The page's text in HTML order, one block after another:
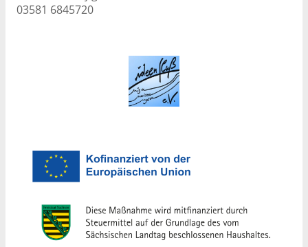
03581 6845720